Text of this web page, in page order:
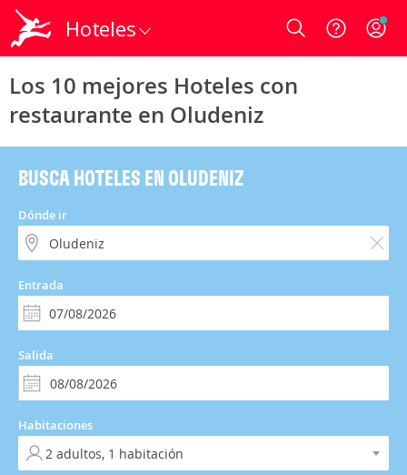
Hoteles Login
Los 10 mejores Hoteles con
restaurante en Oludeniz
BUSCA HOTELES EN OLUDENIZ
Dónde ir
Entrada
Salida
Habitaciones